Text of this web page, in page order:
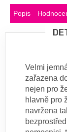
Popis
Velmi
zařazena
nejen pro
hlavně pro
navržena